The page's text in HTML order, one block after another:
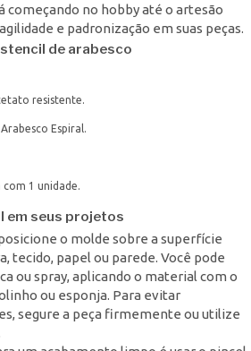
começando no hobby até o artesão
e padronização em suas peças.
de arabesco
resistente.
Espiral.
1 unidade.
em seus projetos
o molde sobre a superfície
tecido, papel ou parede. Você pode
ou spray, aplicando o material com o
ou esponja. Para evitar
segure a peça firmemente ou utilize